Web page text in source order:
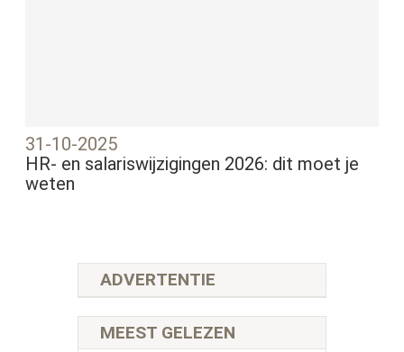
31-10-2025
HR- en salariswijzigingen 2026: dit moet je
weten
ADVERTENTIE
MEEST GELEZEN